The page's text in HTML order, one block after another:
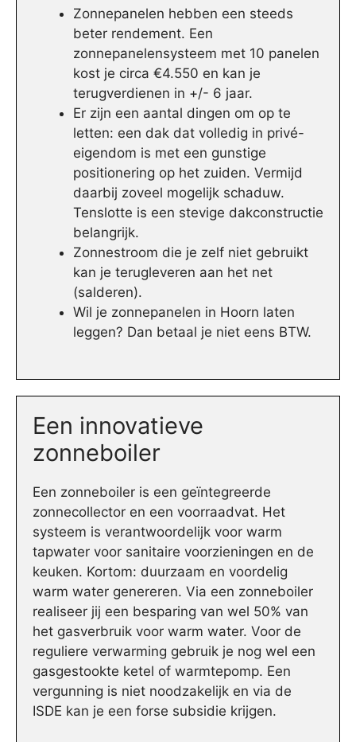
Zonnepanelen hebben een steeds
beter rendement. Een
zonnepanelensysteem met 10 panelen
kost je circa €4.550 en kan je
terugverdienen in +/- 6 jaar.
Er zijn een aantal dingen om op te
letten: een dak dat volledig in privé-
eigendom is met een gunstige
positionering op het zuiden. Vermijd
daarbij zoveel mogelijk schaduw.
Tenslotte is een stevige dakconstructie
belangrijk.
Zonnestroom die je zelf niet gebruikt
kan je terugleveren aan het net
(salderen).
Wil je zonnepanelen in Hoorn laten
leggen? Dan betaal je niet eens BTW.
Een innovatieve
zonneboiler
Een zonneboiler is een geïntegreerde
zonnecollector en een voorraadvat. Het
systeem is verantwoordelijk voor warm
tapwater voor sanitaire voorzieningen en de
keuken. Kortom: duurzaam en voordelig
warm water genereren. Via een zonneboiler
realiseer jij een besparing van wel 50% van
het gasverbruik voor warm water. Voor de
reguliere verwarming gebruik je nog wel een
gasgestookte ketel of warmtepomp. Een
vergunning is niet noodzakelijk en via de
ISDE kan je een forse subsidie krijgen.